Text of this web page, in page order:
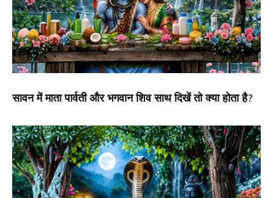
सावन में माता पार्वती और भगवान शिव साथ दिखें तो क्या होता है?